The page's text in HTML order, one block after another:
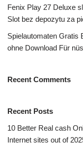
Fenix Play 27 Deluxe
Slot bez depozytu za
Spielautomaten Gratis
ohne Download Für
Recent Comments
Recent Posts
10 Better Real cash
Internet sites out of